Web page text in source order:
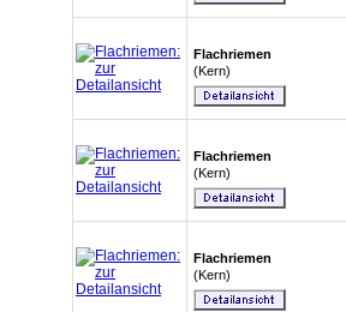
Flachriemen
(Kern)
Flachriemen
(Kern)
Flachriemen
(Kern)